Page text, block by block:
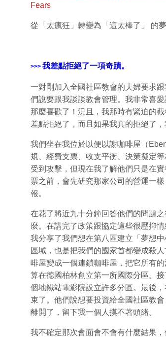
Fears
從「太瘋狂」轉變為「這太棒了」 的
>>> 我差點拒絕了一項奇蹟。
一對剛加入全國社區教會的夫婦要求
們說要跟我談談教會管理。我非常喜
那麼喜歡了！況且，我那時有緊迫的
差點拒絕了，而且如果我真的拒絕了，
我們坐在我位於以便以謝咖啡屋（
規、經費支票、收支平衡、決策擬定
受到攻擊，但現在我了解他們只是在
票之前，會先研究那家公司的營運一
報。
在花了將近九十分鐘回答他們的問題
麼。在講完了政策跟協定這些很壓抑
我分享了我們想在第八區建立「夢想
區域，也是把我們的國家首都變成殺
啡屋變成一個連鎖咖啡屋，把它所有
算在德國柏林創立第一所國際分區。
個地鐵站電影院設立許多分區。最後
束了。他們說想要投資給全國社區教
離開了，留下我一個人摸不著頭緒。
我不確定那次會面會不會有什麼結果